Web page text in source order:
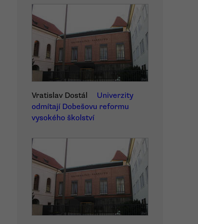
Vratislav Dostál
Univerzity
odmítají Dobešovu reformu
vysokého školství